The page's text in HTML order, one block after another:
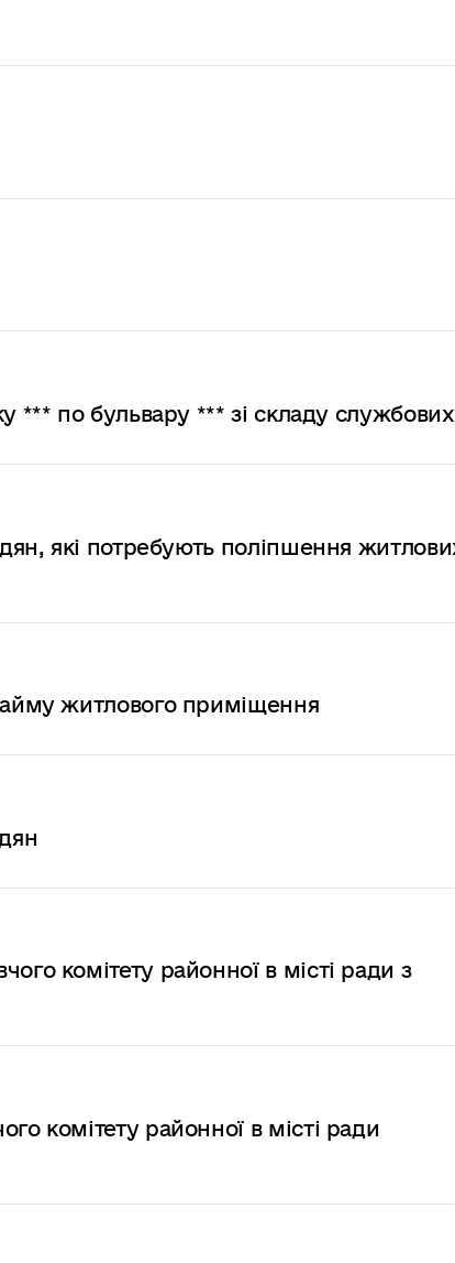
по бульвару *** зі складу службових
які потребують поліпшення
житлового приміщення
комітету районної в місті ради з
комітету районної в місті ради